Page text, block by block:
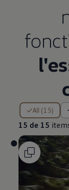
All (15)
15 de 15
15 de 15